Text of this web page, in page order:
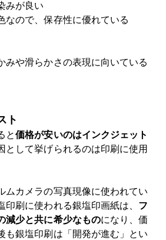
みが良い
なので、保存性に優れている
みや滑らかさの表現に向いている
ト
と価格が安いのはインクジェット
として挙げられるのは印刷に使用
ムカメラの写真現像に使われてい
印刷に使われる銀塩印画紙は、 フ
減少と共に希少なものになり、価
も銀塩印刷は「開発が進む」とい